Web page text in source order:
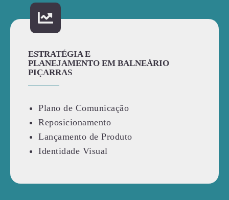
ESTRATÉGIA E
PLANEJAMENTO EM BALNEÁRIO
PIÇARRAS
Plano de Comunicação
Reposicionamento
Lançamento de Produto
Identidade Visual